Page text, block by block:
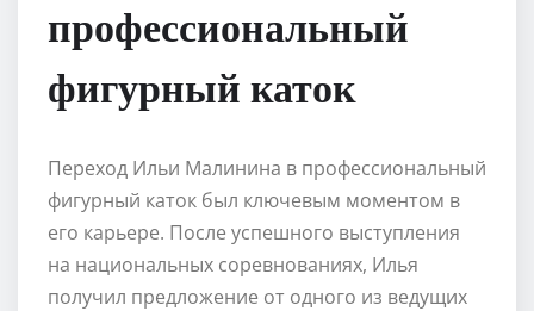
профессиональный
фигурный каток
Переход Ильи Малинина в профессиональный
фигурный каток был ключевым моментом в
его карьере. После успешного выступления
на национальных соревнованиях, Илья
получил предложение от одного из ведущих